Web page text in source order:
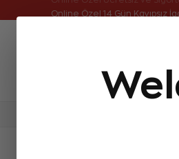
Online Özel Ücretsiz ve
Aynı